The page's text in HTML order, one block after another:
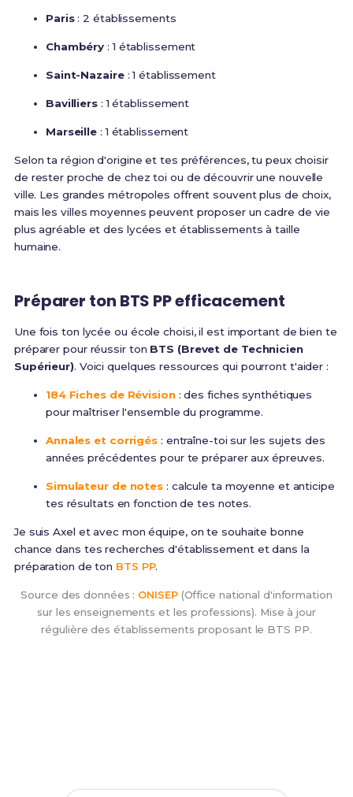
Paris: 2 établissements
Chambéry : 1 établissement
Saint-Nazaire: 1 établissement
Bavilliers: 1 établissement
Marseille : 1 établissement
Selon ta région d'origine et tes préférences, tu peux choisir
de rester proche de chez toi ou de découvrir une nouvelle
ville. Les grandes métropoles offrent souvent plus de choix,
mais les villes moyennes peuvent proposer un cadre de vie
plus agréable et des lycées et établissements à taille
humaine.
Préparer ton BTS PP efficacement
Une fois ton lycée ou école choisi, il est important de bien te
préparer pour réussir ton BTS (Brevet de Technicien
Supérieur). Voici quelques ressources qui pourront t'aider :
184 Fiches de Révision: des fiches synthétiques
pour maîtriser l'ensemble du programme.
Annales et corrigés : entraîne-toi sur les sujets des
années précédentes pour te préparer aux épreuves.
Simulateur de notes : calcule ta moyenne et anticipe
tes résultats en fonction de tes notes.
Je suis Axel et avec mon équipe, on te souhaite bonne
chance dans tes recherches d'établissement et dans la
préparation de ton BTS PP.
Source des données : ONISEP(Office national d'information
sur les enseignements et les professions). Mise à jour
régulière des établissements proposant le BTS PP.